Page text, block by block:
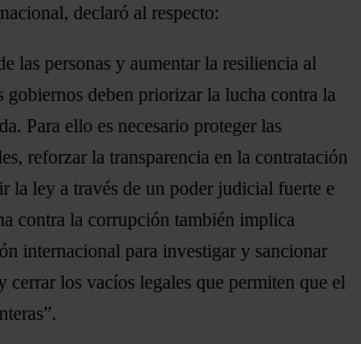
declaró al respecto:
las personas y aumentar la resiliencia al
gobiernos deben priorizar la lucha contra la
Para ello es necesario proteger las
reforzar la transparencia en la contratación
la ley a través de un poder judicial fuerte e
contra la corrupción también implica
internacional para investigar y sancionar
cerrar los vacíos legales que permiten que el